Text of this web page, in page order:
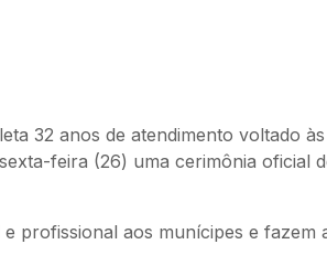
32 anos de atendimento voltado
feira (26) uma cerimônia oficial
profissional aos munícipes e fazem